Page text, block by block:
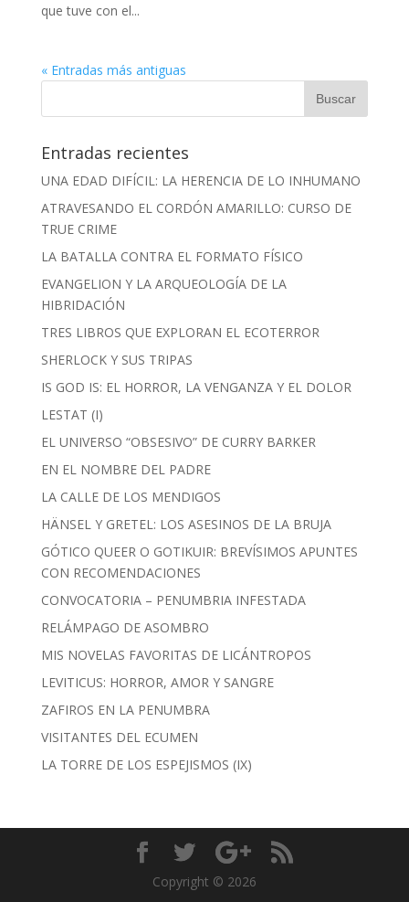
que tuve con el...
« Entradas más antiguas
Entradas recientes
UNA EDAD DIFÍCIL: LA HERENCIA DE LO INHUMANO
ATRAVESANDO EL CORDÓN AMARILLO: CURSO DE
TRUE CRIME
LA BATALLA CONTRA EL FORMATO FÍSICO
EVANGELION Y LA ARQUEOLOGÍA DE LA
HIBRIDACIÓN
TRES LIBROS QUE EXPLORAN EL ECOTERROR
SHERLOCK Y SUS TRIPAS
IS GOD IS: EL HORROR, LA VENGANZA Y EL DOLOR
LESTAT (I)
EL UNIVERSO “OBSESIVO” DE CURRY BARKER
EN EL NOMBRE DEL PADRE
LA CALLE DE LOS MENDIGOS
HÄNSEL Y GRETEL: LOS ASESINOS DE LA BRUJA
GÓTICO QUEER O GOTIKUIR: BREVÍSIMOS APUNTES
CON RECOMENDACIONES
CONVOCATORIA – PENUMBRIA INFESTADA
RELÁMPAGO DE ASOMBRO
MIS NOVELAS FAVORITAS DE LICÁNTROPOS
LEVITICUS: HORROR, AMOR Y SANGRE
ZAFIROS EN LA PENUMBRA
VISITANTES DEL ECUMEN
LA TORRE DE LOS ESPEJISMOS (IX)
Copyright © 2026